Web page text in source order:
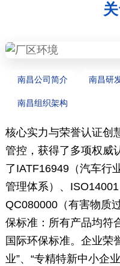
南昌公司简介 南昌研
南昌组织架构
核心实力与荣誉认证创
管控，获得了多项权威
了IATF16949（汽车行
管理体系）、
QC080000（有害物质
保标准：所有产品均符
国际环保标准。企业荣
业”、“专精特新中小企